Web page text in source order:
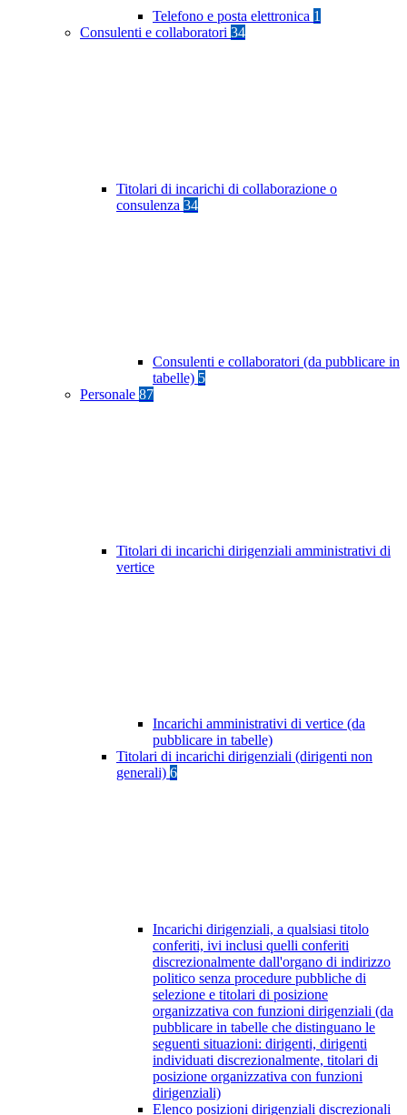
Telefono e posta elettronica 1
Consulenti e collaboratori 34
Titolari di incarichi di collaborazione o
consulenza 34
Consulenti e collaboratori (da pubblicare in
tabelle) 5
Personale 87
Titolari di incarichi dirigenziali amministrativi di
vertice
Incarichi amministrativi di vertice (da
pubblicare in tabelle)
Titolari di incarichi dirigenziali (dirigenti non
generali) 6
Incarichi dirigenziali, a qualsiasi titolo
conferiti, ivi inclusi quelli conferiti
discrezionalmente dall'organo di indirizzo
politico senza procedure pubbliche di
selezione e titolari di posizione
organizzativa con funzioni dirigenziali (da
pubblicare in tabelle che distinguano le
seguenti situazioni: dirigenti, dirigenti
individuati discrezionalmente, titolari di
posizione organizzativa con funzioni
dirigenziali)
Elenco posizioni dirigenziali discrezionali